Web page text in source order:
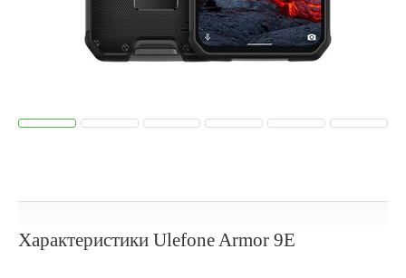
Характеристики Ulefone Armor 9E